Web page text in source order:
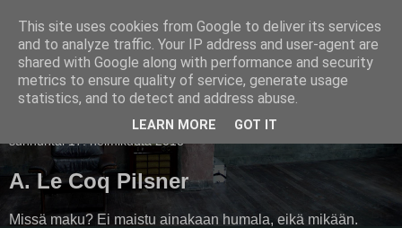
Pullollinen
sunnuntai 17. helmikuuta 2013
A. Le Coq Pilsner
Missä maku? Ei maistu ainakaan humala, eikä mikään.
This site uses cookies from Google to deliver its services
and to analyze traffic. Your IP address and user-agent are
shared with Google along with performance and security
metrics to ensure quality of service, generate usage
statistics, and to detect and address abuse.
LEARN MORE GOT IT